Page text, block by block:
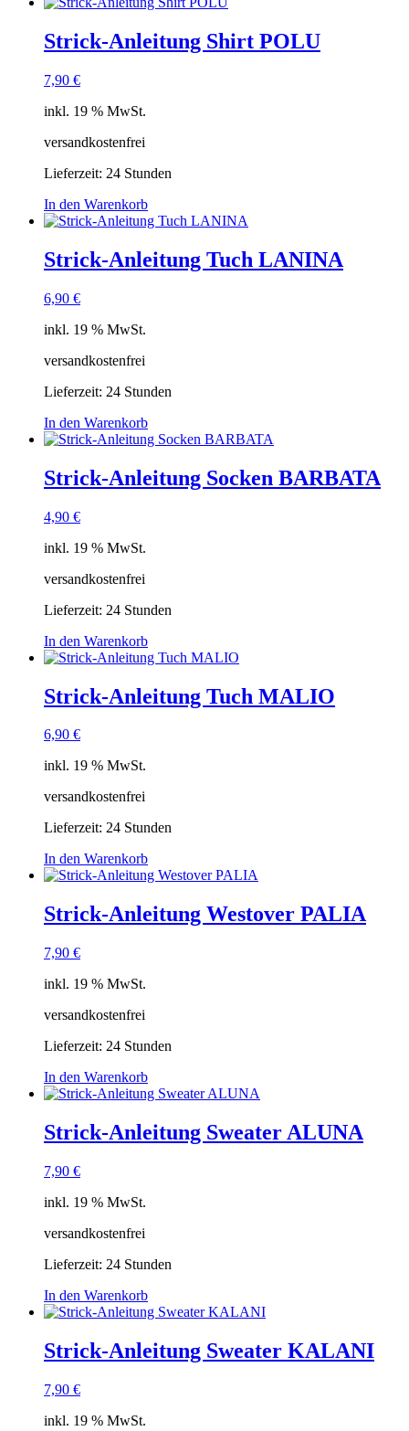
Strick-Anleitung Shirt POLU
7,90 €
inkl. 19 % MwSt.
versandkostenfrei
Lieferzeit: 24 Stunden
In den Warenkorb
Strick-Anleitung Tuch LANINA
6,90 €
inkl. 19 % MwSt.
versandkostenfrei
Lieferzeit: 24 Stunden
In den Warenkorb
Strick-Anleitung Socken BARBATA
4,90 €
inkl. 19 % MwSt.
versandkostenfrei
Lieferzeit: 24 Stunden
In den Warenkorb
Strick-Anleitung Tuch MALIO
6,90 €
inkl. 19 % MwSt.
versandkostenfrei
Lieferzeit: 24 Stunden
In den Warenkorb
Strick-Anleitung Westover PALIA
7,90 €
inkl. 19 % MwSt.
versandkostenfrei
Lieferzeit: 24 Stunden
In den Warenkorb
Strick-Anleitung Sweater ALUNA
7,90 €
inkl. 19 % MwSt.
versandkostenfrei
Lieferzeit: 24 Stunden
In den Warenkorb
Strick-Anleitung Sweater KALANI
7,90 €
inkl. 19 % MwSt.